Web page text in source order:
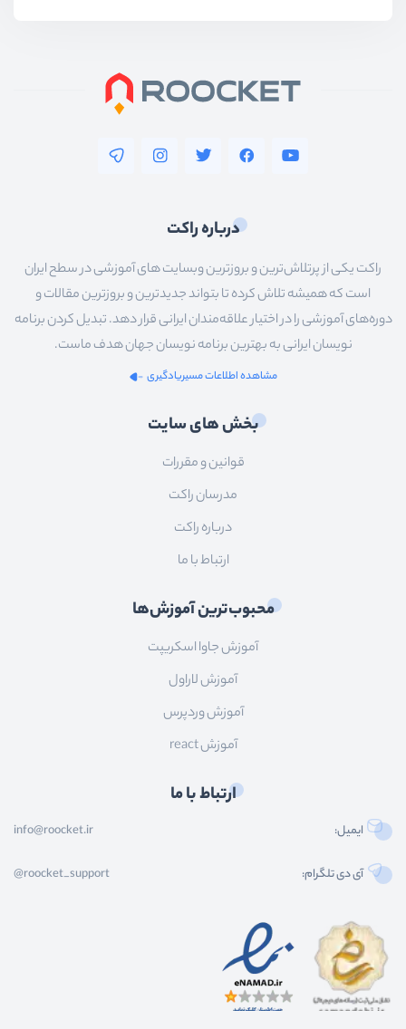
درباره راکت
راکت یکی از پرتلاش‌ترین و بروزترین وبسایت های آموزشی در سطح ایران
است که همیشه تلاش کرده تا بتواند جدیدترین و بروزترین مقالات و
دوره‌های آموزشی را در اختیار علاقه‌مندان ایرانی قرار دهد. تبدیل کردن برنامه
نویسان ایرانی به بهترین برنامه نویسان جهان هدف ماست.
مشاهده اطلاعات مسیریادگیری
بخش های سایت
قوانین و مقررات
مدرسان راکت
درباره راکت
ارتباط با ما
محبوب‌ترین آموزش‌ها
آموزش جاوا اسکریپت
آموزش لاراول
آموزش وردپرس
آموزش react
ارتباط با ما
ایمیل: info@roocket.ir
آی دی تلگرام: @roocket_support